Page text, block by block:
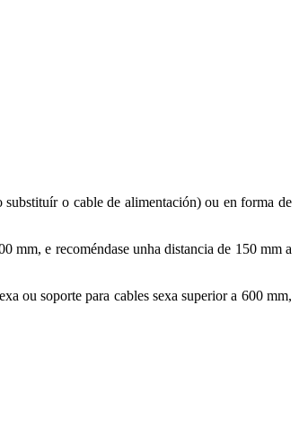
o cable de alimentación) ou en forma de
mm, e recoméndase unha distancia de 150 mm a
ou soporte para cables sexa superior a 600 mm,